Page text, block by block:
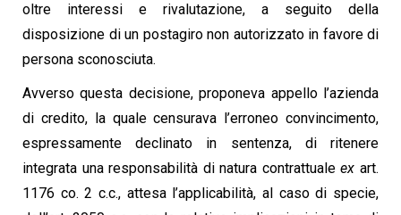
oltre interessi e rivalutazione, a seguito della
disposizione di un postagiro non autorizzato in favore di
persona sconosciuta.
Avverso questa decisione, proponeva appello l’azienda
di credito, la quale censurava l’erroneo convincimento,
espressamente declinato in sentenza, di ritenere
integrata una responsabilità di natura contrattualeex art.
1176 co. 2 c.c., attesa l’applicabilità, al caso di specie,